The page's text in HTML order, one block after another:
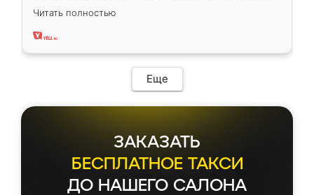
вполне довольна. Служит кухня уже почти
два года, нареканий нет.
Читать полностью
Еще
ЗАКАЗАТЬ
БЕСПЛАТНОЕ ТАКСИ
ДО НАШЕГО САЛОНА